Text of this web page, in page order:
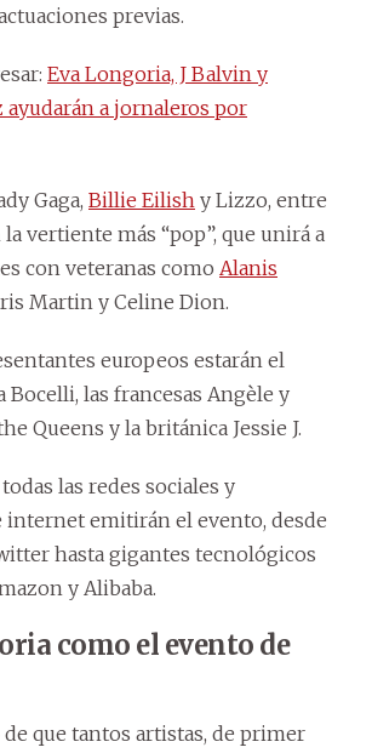
previas.
Eva Longoria, J Balvin y
ayudarán a jornaleros por
Gaga, Billie Eilish y Lizzo, entre
vertiente más “pop”, que unirá a
con veteranas como Alanis
Martin y Celine Dion.
europeos estarán el
Bocelli, las francesas Angèle y
Queens y la británica Jessie J.
las redes sociales y
internet emitirán el evento, desde
hasta gigantes tecnológicos
y Alibaba.
como el evento de
que tantos artistas, de primer